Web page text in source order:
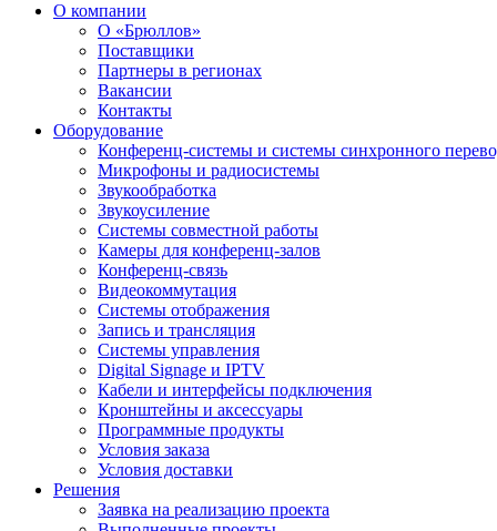
О компании
О «Брюллов»
Поставщики
Партнеры в регионах
Вакансии
Контакты
Оборудование
Конференц-системы и системы синхронного
Микрофоны и радиосистемы
Звукообработка
Звукоусиление
Системы совместной работы
Камеры для конференц-залов
Конференц-связь
Видеокоммутация
Системы отображения
Запись и трансляция
Системы управления
Digital Signage и IPTV
Кабели и интерфейсы подключения
Кронштейны и аксессуары
Программные продукты
Условия заказа
Условия доставки
Решения
Заявка на реализацию проекта